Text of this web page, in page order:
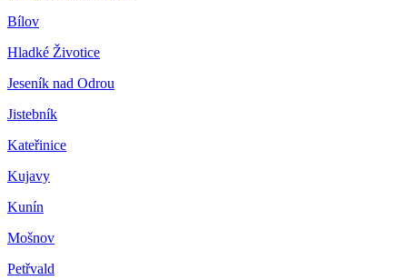
Bílov
Hladké Životice
Jeseník nad Odrou
Jistebník
Kateřinice
Kujavy
Kunín
Mošnov
Petřvald